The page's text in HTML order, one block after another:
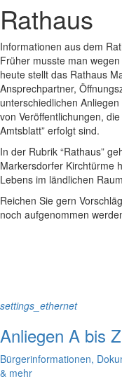
Rathaus
Informationen aus dem
Früher musste man
heute stellt das Rathaus
Ansprechpartner,
unterschiedlichen
von Veröffentlichungen,
Amtsblatt” erfolgt sind.
In der Rubrik “Rathaus”
Markersdorfer Kirchtürme
Lebens im ländlichen
Reichen Sie gern
noch aufgenommen
settings_ethernet
Anliegen A bis Z
Bürgerinformationen,
& mehr